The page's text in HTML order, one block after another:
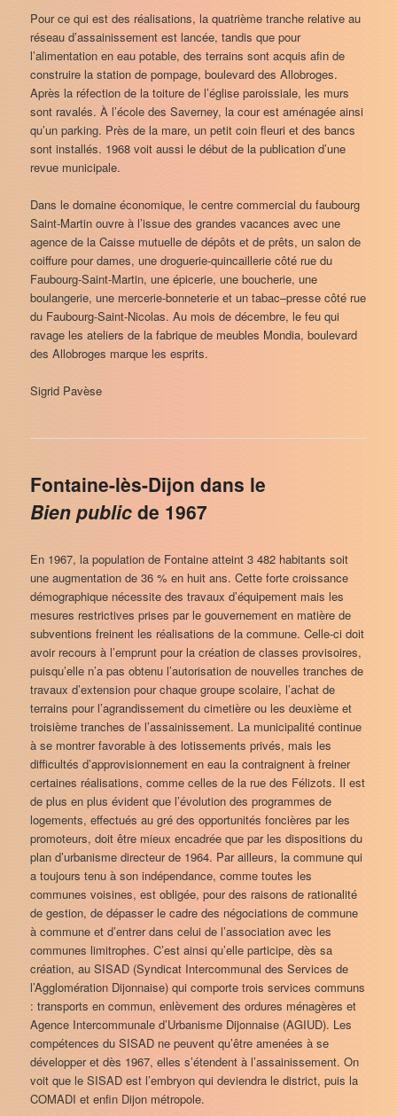
Pour ce qui est des réalisations, la quatrième tranche relative au
réseau d’assainissement est lancée, tandis que pour
l’alimentation en eau potable, des terrains sont acquis afin de
construire la station de pompage, boulevard des Allobroges.
Après la réfection de la toiture de l’église paroissiale, les murs
sont ravalés. À l’école des Saverney, la cour est aménagée ainsi
qu’un parking. Près de la mare, un petit coin fleuri et des bancs
sont installés. 1968 voit aussi le début de la publication d’une
revue municipale.
Dans le domaine économique, le centre commercial du faubourg
Saint-Martin ouvre à l’issue des grandes vacances avec une
agence de la Caisse mutuelle de dépôts et de prêts, un salon de
coiffure pour dames, une droguerie-quincaillerie côté rue du
Faubourg-Saint-Martin, une épicerie, une boucherie, une
boulangerie, une mercerie-bonneterie et un tabac–presse côté rue
du Faubourg-Saint-Nicolas. Au mois de décembre, le feu qui
ravage les ateliers de la fabrique de meubles Mondia, boulevard
des Allobroges marque les esprits.
Sigrid Pavèse
Fontaine-lès-Dijon dans le
Bien public de 1967
En 1967, la population de Fontaine atteint 3 482 habitants soit
une augmentation de 36 % en huit ans. Cette forte croissance
démographique nécessite des travaux d’équipement mais les
mesures restrictives prises par le gouvernement en matière de
subventions freinent les réalisations de la commune. Celle-ci doit
avoir recours à l’emprunt pour la création de classes provisoires,
puisqu’elle n’a pas obtenu l’autorisation de nouvelles tranches de
travaux d’extension pour chaque groupe scolaire, l’achat de
terrains pour l’agrandissement du cimetière ou les deuxième et
troisième tranches de l’assainissement. La municipalité continue
à se montrer favorable à des lotissements privés, mais les
difficultés d’approvisionnement en eau la contraignent à freiner
certaines réalisations, comme celles de la rue des Félizots. Il est
de plus en plus évident que l’évolution des programmes de
logements, effectués au gré des opportunités foncières par les
promoteurs, doit être mieux encadrée que par les dispositions du
plan d’urbanisme directeur de 1964. Par ailleurs, la commune qui
a toujours tenu à son indépendance, comme toutes les
communes voisines, est obligée, pour des raisons de rationalité
de gestion, de dépasser le cadre des négociations de commune
à commune et d’entrer dans celui de l’association avec les
communes limitrophes. C’est ainsi qu’elle participe, dès sa
création, au SISAD (Syndicat Intercommunal des Services de
l’Agglomération Dijonnaise) qui comporte trois services communs
: transports en commun, enlèvement des ordures ménagères et
Agence Intercommunale d’Urbanisme Dijonnaise (AGIUD). Les
compétences du SISAD ne peuvent qu’être amenées à se
développer et dès 1967, elles s’étendent à l’assainissement. On
voit que le SISAD est l’embryon qui deviendra le district, puis la
COMADI et enfin Dijon métropole.